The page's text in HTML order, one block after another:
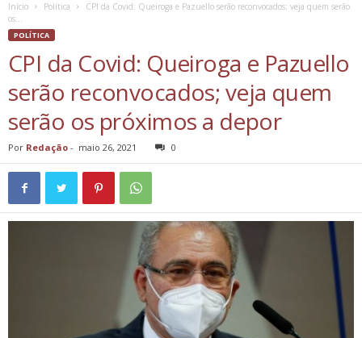
Início Política
CPI da Covid: Queiroga e Pazuello serão reconvocados; veja quem serão
os...
POLÍTICA
CPI da Covid: Queiroga e Pazuello
serão reconvocados; veja quem
serão os próximos a depor
Por Redação - maio 26, 2021 0